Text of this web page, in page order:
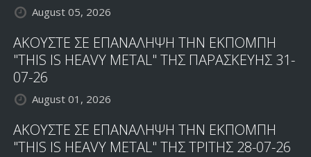
August 05, 2026
ΑΚΟΥΣΤΕ ΣΕ ΕΠΑΝΑΛΗΨΗ ΤΗΝ ΕΚΠΟΜΠΗ
"THIS IS HEAVY METAL" ΤΗΣ ΠΑΡΑΣΚΕΥΗΣ 31-
07-26
August 01, 2026
ΑΚΟΥΣΤΕ ΣΕ ΕΠΑΝΑΛΗΨΗ ΤΗΝ ΕΚΠΟΜΠΗ
"THIS IS HEAVY METAL" ΤΗΣ ΤΡΙΤΗΣ 28-07-26